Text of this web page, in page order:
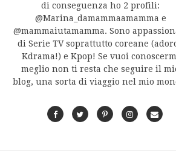
di conseguenza ho 2 profili:
@Marina_damammaamamma e
@mammaiutamamma. Sono
di Serie TV soprattutto coreane
Kdrama!) e Kpop! Se vuoi
meglio non ti resta che seguire il
blog, una sorta di viaggio nel mio
F
T
P
I
C